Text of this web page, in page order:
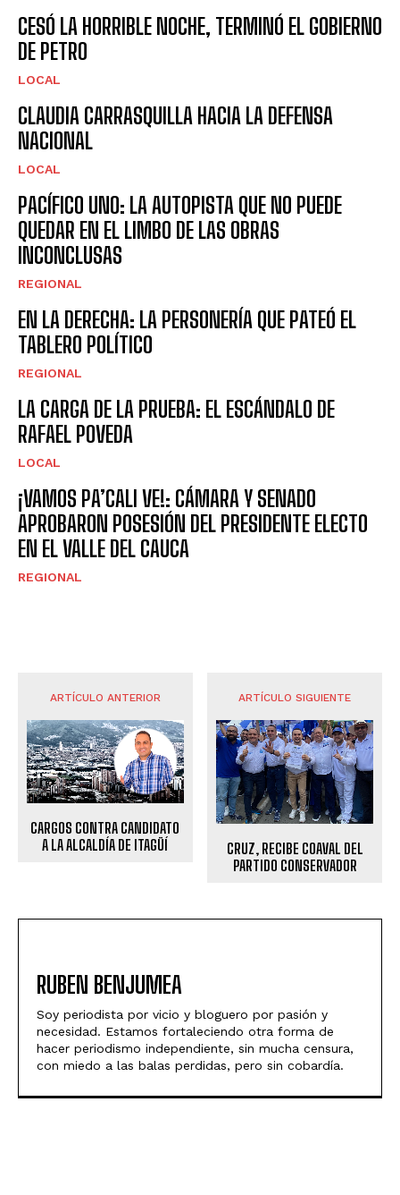
CESÓ LA HORRIBLE NOCHE, TERMINÓ EL GOBIERNO
DE PETRO
LOCAL
CLAUDIA CARRASQUILLA HACIA LA DEFENSA
NACIONAL
LOCAL
PACÍFICO UNO: LA AUTOPISTA QUE NO PUEDE
QUEDAR EN EL LIMBO DE LAS OBRAS
INCONCLUSAS
REGIONAL
EN LA DERECHA: LA PERSONERÍA QUE PATEÓ EL
TABLERO POLÍTICO
REGIONAL
LA CARGA DE LA PRUEBA: EL ESCÁNDALO DE
RAFAEL POVEDA
LOCAL
¡VAMOS PA’CALI VE!: CÁMARA Y SENADO
APROBARON POSESIÓN DEL PRESIDENTE ELECTO
EN EL VALLE DEL CAUCA
REGIONAL
ARTÍCULO ANTERIOR
CARGOS CONTRA CANDIDATO
A LA ALCALDÍA DE ITAGÜÍ
ARTÍCULO SIGUIENTE
CRUZ, RECIBE COAVAL DEL
PARTIDO CONSERVADOR
RUBEN BENJUMEA
Soy periodista por vicio y bloguero por pasión y
necesidad. Estamos fortaleciendo otra forma de
hacer periodismo independiente, sin mucha censura,
con miedo a las balas perdidas, pero sin cobardía.